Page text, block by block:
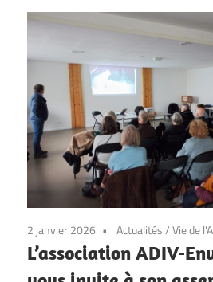
2 janvier 2026 Actualités/Vie de
L’association ADIV-